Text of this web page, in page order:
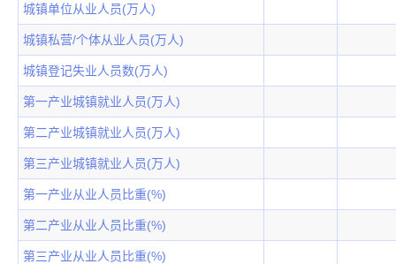
城镇单位从业人员(万人)
城镇私营/个体从业人员(万人)
城镇登记失业人员数(万人)
第一产业城镇就业人员(万人)
第二产业城镇就业人员(万人)
第三产业城镇就业人员(万人)
第一产业从业人员比重(%)
第二产业从业人员比重(%)
第三产业从业人员比重(%)